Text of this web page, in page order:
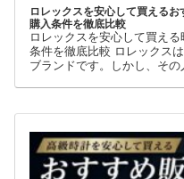
ロレックスを安心して買える
購入条件を徹底比較
ロレックスを安心して買え
条件を徹底比較 ロレックス
ブランドです。しかし、そ